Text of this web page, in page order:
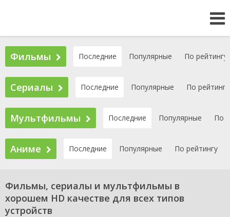
Фильмы Последние Популярные По рейтингу
Сериалы Последние Популярные По рейтингу
Мультфильмы Последние Популярные По
Аниме Последние Популярные По рейтингу
Фильмы, сериалы и мультфильмы в
хорошем HD качестве для всех типов
устройств